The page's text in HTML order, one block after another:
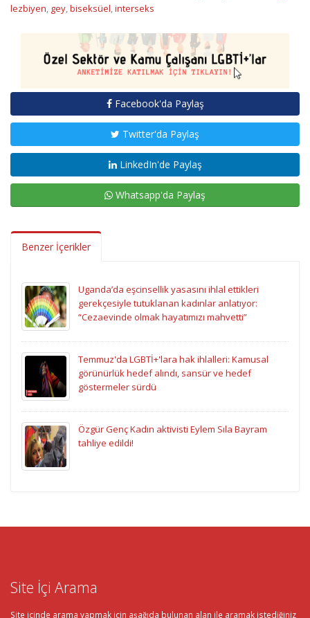
lezbiyen, gey,biseksüel,interseks
Facebook'da Paylaş
Twitter'da Paylaş
LinkedIn'de Paylaş
Whatsapp'da Paylaş
Benzer İçerikler
Uganda’da eşcinsellik yasasını ihlal ettikleri
gerekçesiyle tutuklanan kadınlar anlatıyor:
“Cezaevinde olmak hayatımızı mahvetti”
Temmuz'da LGBTİ+'lara hak ihlalleri: Kamusal
görünürlük hedef alındı, sansür ve hedef
göstermeler sürdü
Özgür Genç Kadın aktivisti Eylem Sıla Bayram
tahliye edildi!
Site İçi Arama
Site içinde arama yapmak için aşağıda bulunan alan ile aramak istediğiniz